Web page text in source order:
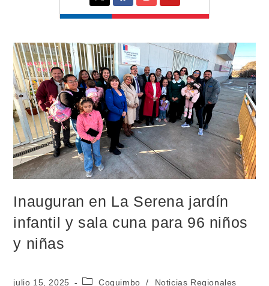
Inauguran en La Serena jardín
infantil y sala cuna para 96 niños
y niñas
julio 15, 2025 Coquimbo / Noticias Regionales